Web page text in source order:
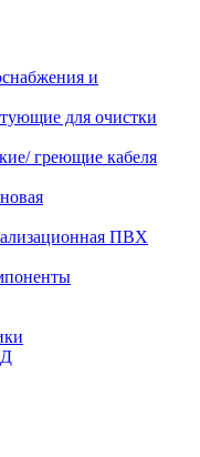
и
для очистки
греющие кабеля
ПВХ